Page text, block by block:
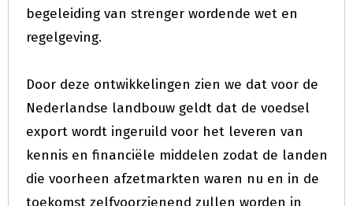
begeleiding van strenger wordende wet en
regelgeving.
Door deze ontwikkelingen zien we dat voor de
Nederlandse landbouw geldt dat de voedsel
export wordt ingeruild voor het leveren van
kennis en financiële middelen zodat de landen
die voorheen afzetmarkten waren nu en in de
toekomst zelfvoorzienend zullen worden in